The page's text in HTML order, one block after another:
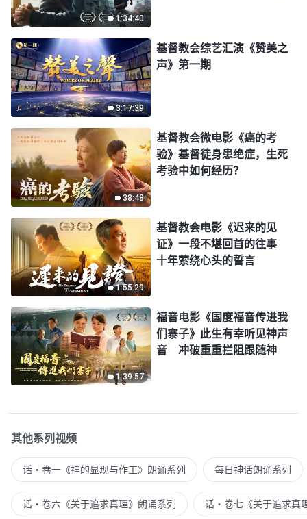
1:34:40
3:17:39
基督教会综艺汇演《赞美之
声》第一期
38:48
基督教会微电影《癌的考
验》基督徒身患绝症，生死
考验中如何经历？
1:55:29
基督教会电影《迟来的见
证》一段不堪回首的往事
十年萦绕心头的誓言
1:39:57
福音电影《国度福音传进我
们寨子》此生有幸听见神声
音 冲破重重拦阻跟随神
其他系列视频
话・卷一《神的显现与作工》朗诵系列 每日神话朗诵系列
话・卷六《关于追求真理》朗诵系列 话・卷七《关于追求真